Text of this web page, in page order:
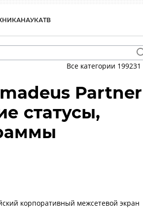
НАУКАТВ
Все категории 199231
Partner
статусы,
корпоративный межсетевой экран